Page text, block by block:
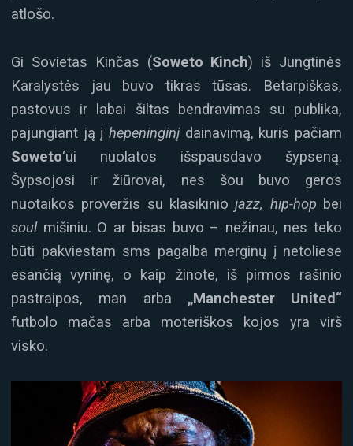
atlošo.
Gi Sovietas Kinčas (Soweto Kinch) iš Jungtinės
Karalystės jau buvo tikras tūsas. Betarpiškas,
pastovus ir labai šiltas bendravimas su publika,
pajungiant ją į hepeninginįdainavimą, kuris pačiam
Soweto‘ui nuolatos išspausdavo šypseną.
Šypsojosi ir žiūrovai, nes šou buvo geros
nuotaikos proveržis su klasikiniojazz, hip-hop bei
soulmišiniu. O ar bisas buvo – nežinau, nes teko
būti pakviestam sms pagalba merginų į netoliese
esančią vyninę, o kaip žinote, iš pirmos rašinio
pastraipos, man arba „Manchester United“
futbolo mačas arba moteriškos kojos yra virš
visko.